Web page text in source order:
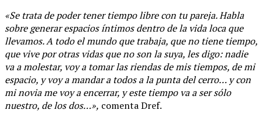
«Se trata de poder tener tiempo libre con tu pareja. Habla
sobre generar espacios íntimos dentro de la vida loca que
llevamos. A todo el mundo que trabaja, que no tiene tiempo,
que vive por otras vidas que no son la suya, les digo: nadie
va a molestar, voy a tomar las riendas de mis tiempos, de mi
espacio, y voy a mandar a todos a la punta del cerro… y con
mi novia me voy a encerrar, y este tiempo va a ser sólo
nuestro, de los dos…», comenta Dref.